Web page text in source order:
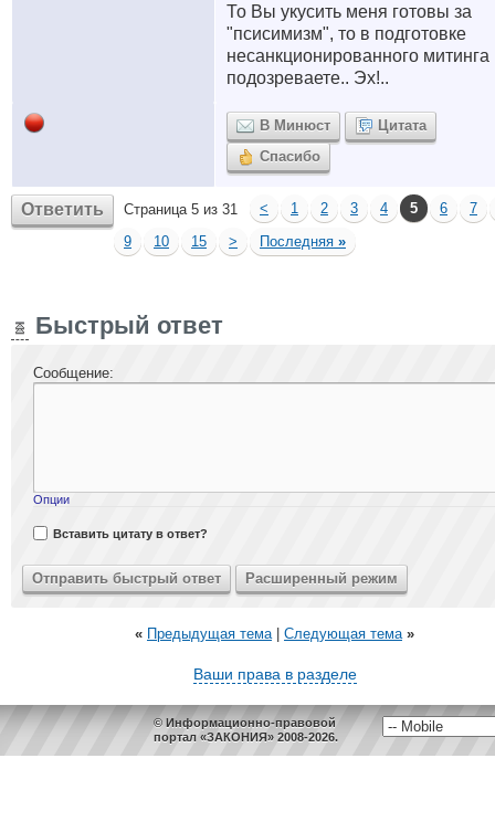
То Вы укусить меня готовы за
"псисимизм", то в подготовке
несанкционированного митинга
подозреваете.. Эх!..
В Минюст
Цитата
Спасибо
Ответить Страница 5 из 31 < 1 2 3 4 5 6
7
9
10 15 > Последняя »
Быстрый ответ
Сообщение:
Опции
Вставить цитату в ответ?
« Предыдущая тема| Следующая тема »
Ваши права в разделе
© Информационно-правовой
портал «ЗАКОНИЯ» 2008-2026.